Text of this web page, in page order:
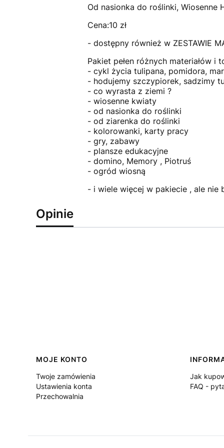
Od nasionka do roślinki, Wiosenne
Cena:10 zł
- dostępny również w ZESTAWIE
Pakiet pełen różnych materiałów i
- cykl życia tulipana, pomidora,
- hodujemy szczypiorek, sadzimy
- co wyrasta z ziemi ?
- wiosenne kwiaty
- od nasionka do roślinki
- od ziarenka do roślinki
- kolorowanki, karty pracy
- gry, zabawy
- plansze edukacyjne
- domino, Memory , Piotruś
- ogród wiosną
- i wiele więcej w pakiecie , ale nie
Opinie
Linki w stopce
MOJE KONTO
Twoje zamówienia
Ustawienia konta
Przechowalnia
Jak
FAQ -